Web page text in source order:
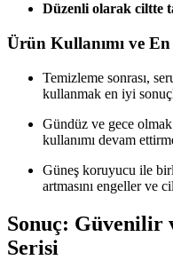
Düzenli olarak ciltte
Ürün Kullanımı ve
Temizleme sonrası,
kullanmak en iyi
Gündüz ve gece
kullanımı devam
Güneş koruyucu ile
artmasını engeller ve
Sonuç: Güvenilir
Serisi